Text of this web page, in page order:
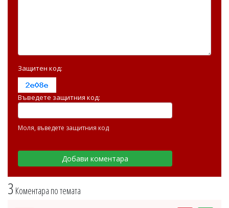
3 Коментара по темата
Защитен код:
Въведете защитния код:
Моля, въведете защитния код